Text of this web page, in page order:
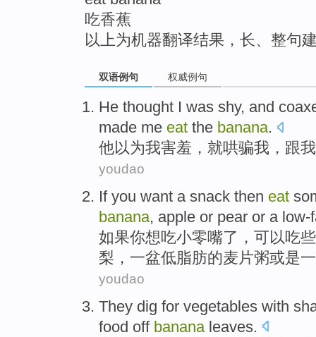
吃香蕉
以上为机器翻译结果，长、整句
双语例句 权威例句
He thought I was shy, and
made me eat the banana.
他以为我害羞 ， 就哄骗我 ，跟我
youdao
If you want a snack then eat
banana, apple or pear or a low-
如果你想吃小零嘴了，可以吃些
梨 ， 一盆低脂肪的麦片粥或是
youdao
They dig for vegetables with
food off banana leaves.